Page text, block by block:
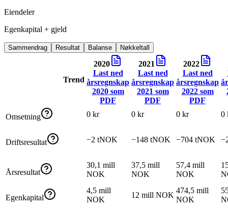
Eiendeler
Egenkapital + gjeld
Sammendrag Resultat Balanse Nøkkeltall
Trend
2020
Last ned
årsregnskap
2020som
PDF
2021
Last ned
årsregnskap
2021 som
PDF
2022
Last ned
årsregnskap
2022som
PDF
Omsetning 0 kr 0 kr 0 kr 0
Driftsresultat −2 tNOK −148 tNOK −704 tNOK
Årsresultat
30,1 mill
NOK
37,5 mill
NOK
57,4 mill
NOK
Egenkapital
4,5 mill
NOK
12 mill NOK
474,5 mill
NOK